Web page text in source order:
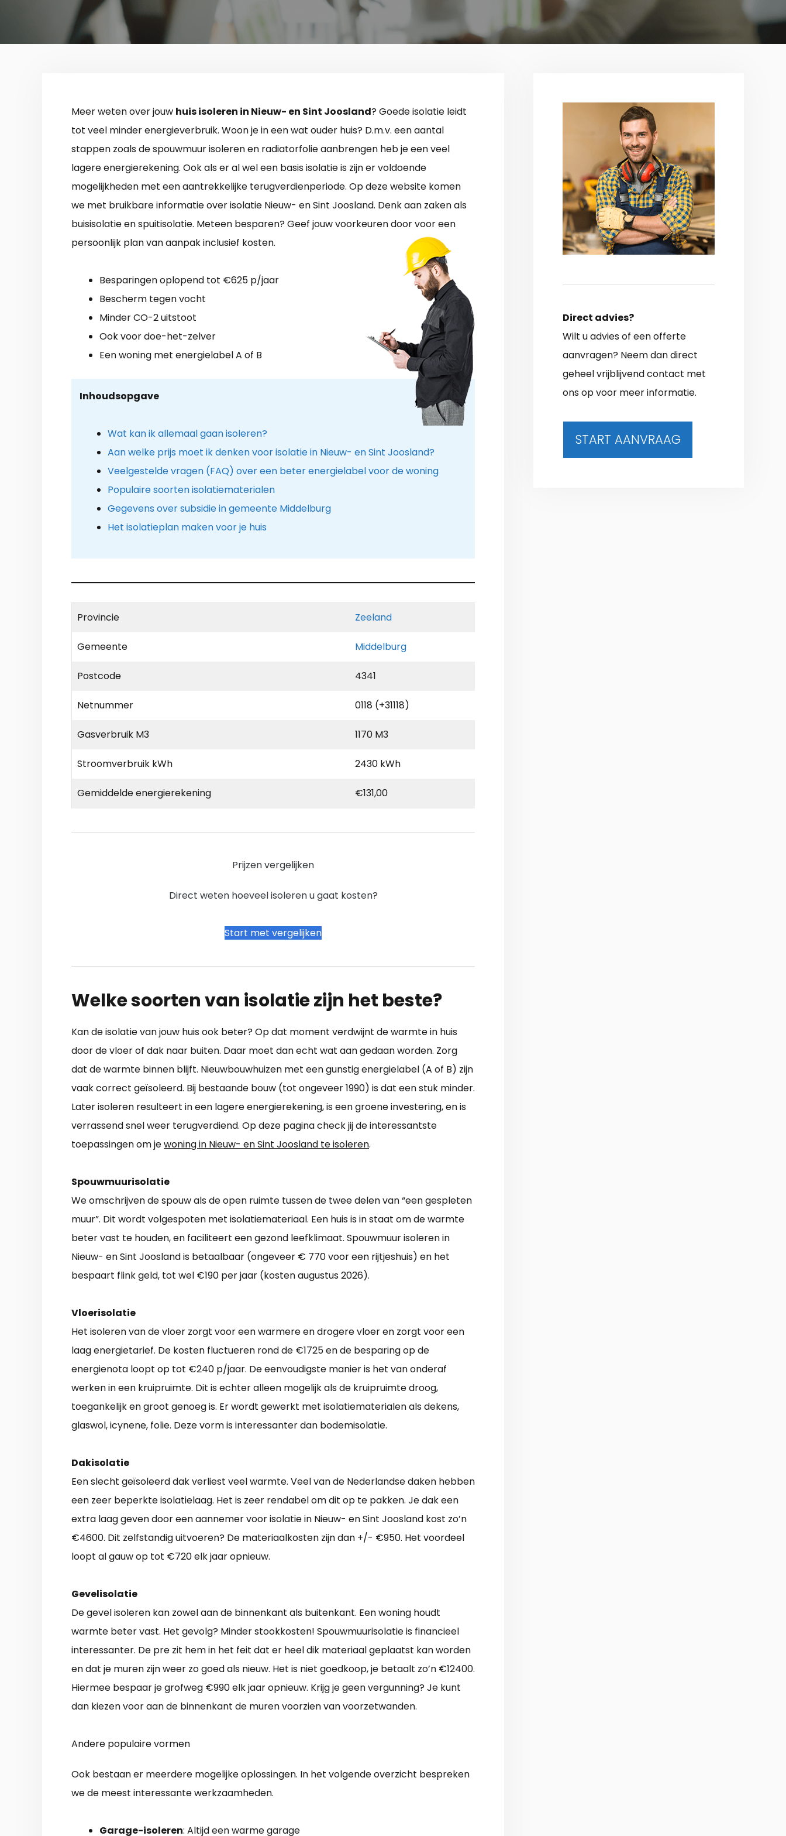
Meer weten over jouw huis isoleren in Nieuw- en Sint Joosland? Goede isolatie leidt
tot veel minder energieverbruik. Woon je in een wat ouder huis? D.m.v. een aantal
stappen zoals de spouwmuur isoleren en radiatorfolie aanbrengen heb je een veel
lagere energierekening. Ook als er al wel een basis isolatie is zijn er voldoende
mogelijkheden met een aantrekkelijke terugverdienperiode. Op deze website komen
we met bruikbare informatie over isolatie Nieuw- en Sint Joosland. Denk aan zaken als
buisisolatie en spuitisolatie. Meteen besparen? Geef jouw voorkeuren door voor een
persoonlijk plan van aanpak inclusief kosten.
Besparingen oplopend tot €625 p/jaar
Bescherm tegen vocht
Minder CO-2 uitstoot
Ook voor doe-het-zelver
Een woning met energielabel A of B
Inhoudsopgave
Wat kan ik allemaal gaan isoleren?
Aan welke prijs moet ik denken voor isolatie in Nieuw- en Sint Joosland?
Veelgestelde vragen (FAQ) over een beter energielabel voor de woning
Populaire soorten isolatiematerialen
Gegevens over subsidie in gemeente Middelburg
Het isolatieplan maken voor je huis
Provincie Zeeland
Gemeente Middelburg
Postcode 4341
Netnummer 0118 (+31118)
Gasverbruik M3 1170 M3
Stroomverbruik kWh 2430 kWh
Gemiddelde energierekening €131,00
Prijzen vergelijken
Direct weten hoeveel isoleren u gaat kosten?
Start met vergelijken
Welke soorten van isolatie zijn het beste?
Kan de isolatie van jouw huis ook beter? Op dat moment verdwijnt de warmte in huis
door de vloer of dak naar buiten. Daar moet dan echt wat aan gedaan worden. Zorg
dat de warmte binnen blijft. Nieuwbouwhuizen met een gunstig energielabel (A of B) zijn
vaak correct geïsoleerd. Bij bestaande bouw (tot ongeveer 1990) is dat een stuk minder.
Later isoleren resulteert in een lagere energierekening, is een groene investering, en is
verrassend snel weer terugverdiend. Op deze pagina check jij de interessantste
toepassingen om jewoning in Nieuw- en Sint Joosland te isoleren.
Spouwmuurisolatie
We omschrijven de spouw als de open ruimte tussen de twee delen van “een gespleten
muur”. Dit wordt volgespoten met isolatiemateriaal. Een huis is in staat om de warmte
beter vast te houden, en faciliteert een gezond leefklimaat. Spouwmuur isoleren in
Nieuw- en Sint Joosland is betaalbaar (ongeveer € 770 voor een rijtjeshuis) en het
bespaart flink geld, tot wel €190 per jaar (kosten augustus 2026).
Vloerisolatie
Het isoleren van de vloer zorgt voor een warmere en drogere vloer en zorgt voor een
laag energietarief. De kosten fluctueren rond de €1725 en de besparing op de
energienota loopt op tot €240 p/jaar. De eenvoudigste manier is het van onderaf
werken in een kruipruimte. Dit is echter alleen mogelijk als de kruipruimte droog,
toegankelijk en groot genoeg is. Er wordt gewerkt met isolatiematerialen als dekens,
glaswol, icynene, folie. Deze vorm is interessanter dan bodemisolatie.
Dakisolatie
Een slecht geïsoleerd dak verliest veel warmte. Veel van de Nederlandse daken hebben
een zeer beperkte isolatielaag. Het is zeer rendabel om dit op te pakken. Je dak een
extra laag geven door een aannemer voor isolatie in Nieuw- en Sint Joosland kost zo’n
€4600. Dit zelfstandig uitvoeren? De materiaalkosten zijn dan +/- €950. Het voordeel
loopt al gauw op tot €720 elk jaar opnieuw.
Gevelisolatie
De gevel isoleren kan zowel aan de binnenkant als buitenkant. Een woning houdt
warmte beter vast. Het gevolg? Minder stookkosten! Spouwmuurisolatie is financieel
interessanter. De pre zit hem in het feit dat er heel dik materiaal geplaatst kan worden
en dat je muren zijn weer zo goed als nieuw. Het is niet goedkoop, je betaalt zo’n €12400.
Hiermee bespaar je grofweg €990 elk jaar opnieuw. Krijg je geen vergunning? Je kunt
dan kiezen voor aan de binnenkant de muren voorzien van voorzetwanden.
Andere populaire vormen
Ook bestaan er meerdere mogelijke oplossingen. In het volgende overzicht bespreken
we de meest interessante werkzaamheden.
Garage-isoleren: Altijd een warme garage
Direct advies?
Wilt u advies of een offerte
aanvragen? Neem dan direct
geheel vrijblijvend contact met
ons op voor meer informatie.
START AANVRAAG